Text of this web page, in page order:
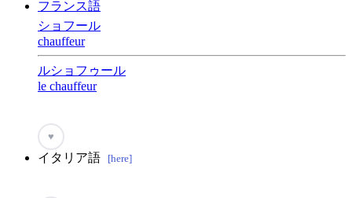
フランス語
ショフール
chauffeur
ルショフゥール
le chauffeur
♥
イタリア語 [here]